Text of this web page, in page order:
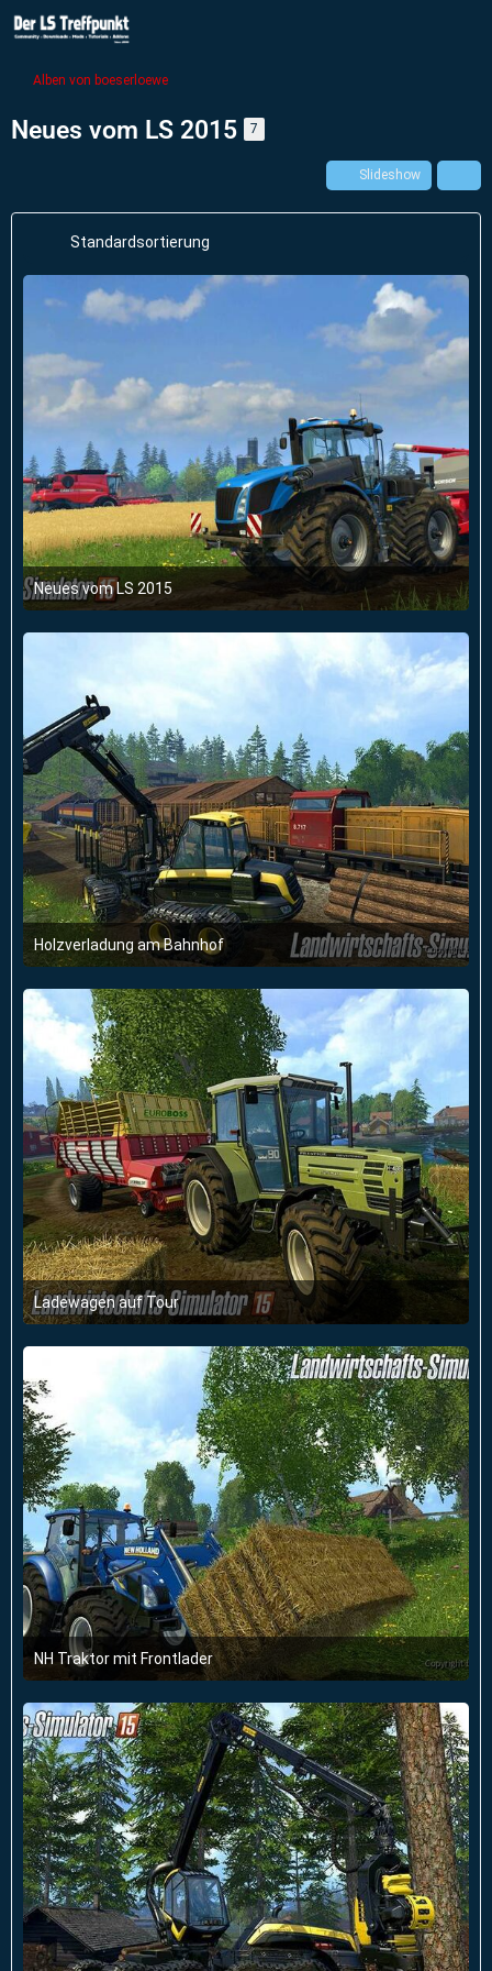
Alben von boeserloewe
Neues vom LS 2015 7
Slideshow
Standardsortierung
Neues vom LS 2015
22. Juli 2014 um 15:52
Holzverladung am Bahnhof
19. September 2014 um 11:48
Ladewagen auf Tour
19. September 2014 um 11:48
NH Traktor mit Frontlader
19. September 2014 um 11:48